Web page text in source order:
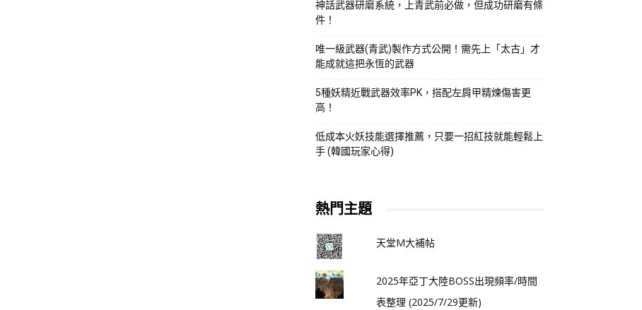
神話武器研磨系統，上青武前必做，但成功研磨有條
件！
唯一級武器(青武)製作方式公開！需先上「太古」才
能成就這把永恆的武器
5種妖精近戰武器效率PK，搭配左肩甲精煉傷害更
高！
低成本火妖技能選擇推薦，只要一招紅技就能輕鬆上
手 (韓國玩家心得)
熱門主題
天堂M大補帖
2025年亞丁大陸BOSS出現頻率/時間
表整理 (2025/7/29更新)